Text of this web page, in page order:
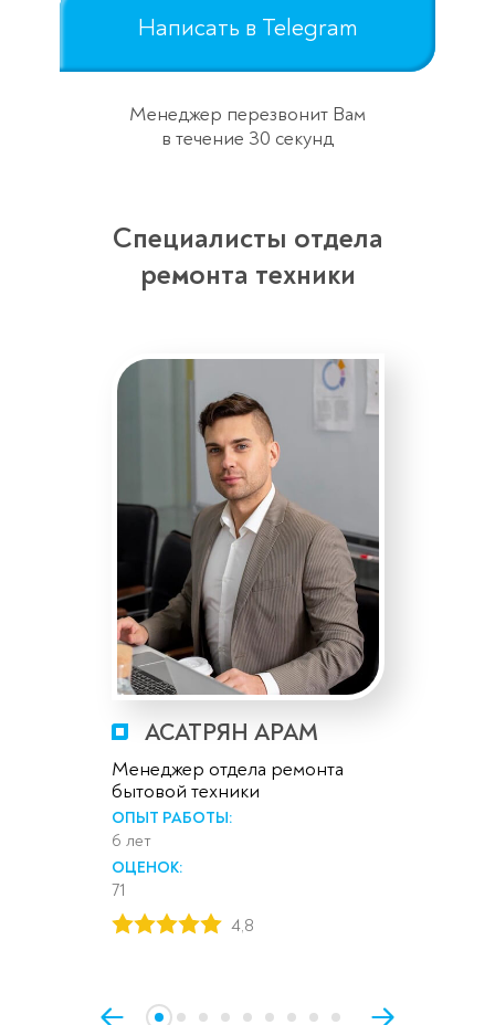
Написать в Telegram
Менеджер перезвонит Вам
в течение 30 секунд
Специалисты отдела
ремонта техники
АСАТРЯН АРАМ
Менеджер отдела ремонта
бытовой техники
ОПЫТ РАБОТЫ:
6 лет
ОЦЕНОК:
71
4,8